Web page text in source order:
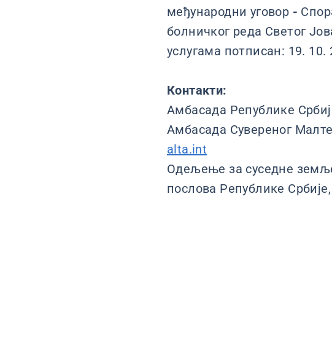
међународни уговор -
болничког реда Светог
услугама потписан: 19. 10.
Контакти:
Амбасада Републике
Амбасада Сувереног
alta.int
Одељење за суседне
послова Републике